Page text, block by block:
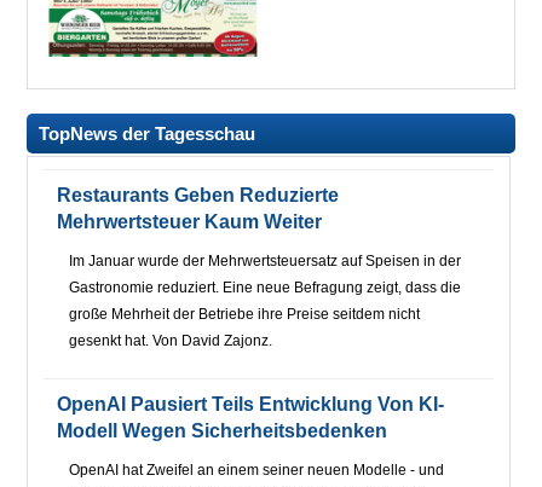
TopNews der Tagesschau
Restaurants Geben Reduzierte
Mehrwertsteuer Kaum Weiter
Im Januar wurde der Mehrwertsteuersatz auf Speisen in der
Gastronomie reduziert. Eine neue Befragung zeigt, dass die
große Mehrheit der Betriebe ihre Preise seitdem nicht
gesenkt hat. Von David Zajonz.
OpenAI Pausiert Teils Entwicklung Von KI-
Modell Wegen Sicherheitsbedenken
OpenAI hat Zweifel an einem seiner neuen Modelle - und